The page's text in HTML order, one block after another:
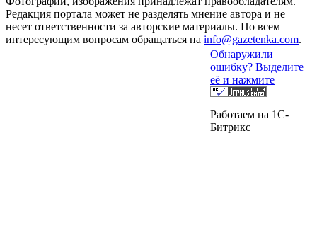
Редакция портала может не разделять мнение автора и не
несет ответственности за авторские материалы. По всем
интересующим вопросам обращаться на info@gazetenka.com.
Обнаружили
ошибку? Выделите
её и нажмите
Работаем на 1C-
Битрикс